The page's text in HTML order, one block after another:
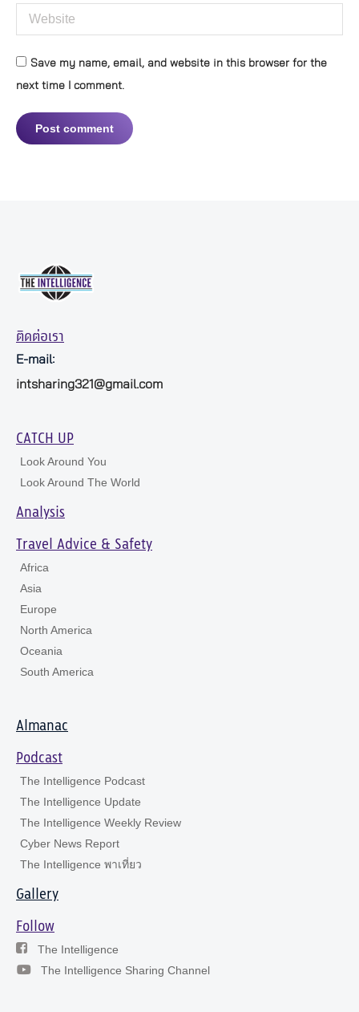
Website
Save my name, email, and website in this browser for the
next time I comment.
Post comment
ติดต่อเรา
E-mail:
intsharing321@gmail.com
CATCH UP
Look Around You
Look Around The World
Analysis
Travel Advice & Safety
Africa
Asia
Europe
North America
Oceania
South America
Almanac
Podcast
The Intelligence Podcast
The Intelligence Update
The Intelligence Weekly Review
Cyber News Report
The Intelligence พาเที่ยว
Gallery
Follow
The Intelligence
The Intelligence Sharing Channel